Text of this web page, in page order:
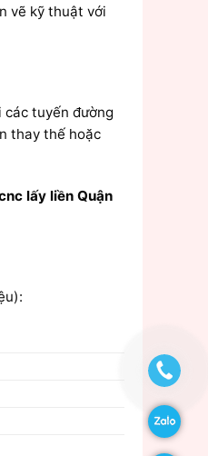
vẽ kỹ thuật với
tuyến đường
thay thế hoặc
lấy liền Quận